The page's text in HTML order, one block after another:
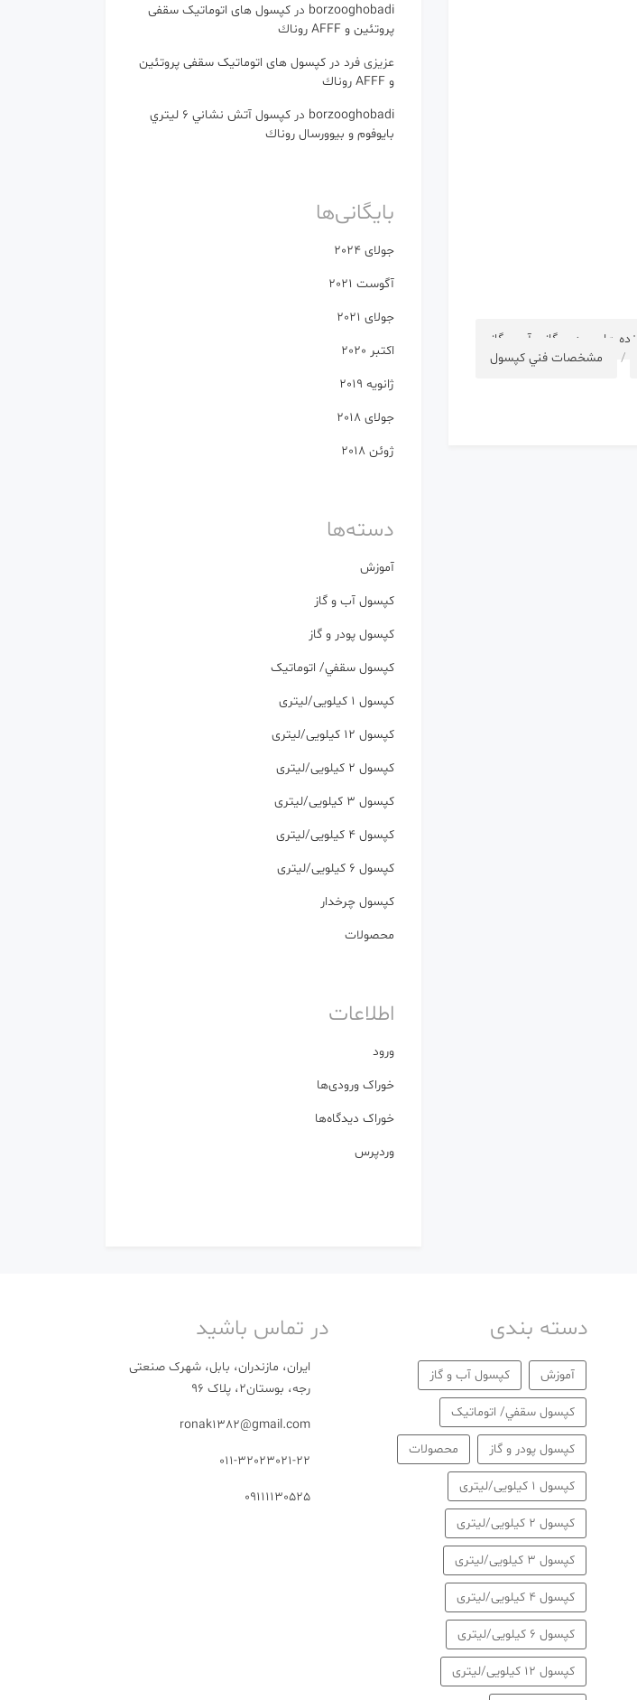
هاي پودر و گاز و آب و گاز
/ مشخصات فني كپسول
borzooghobadi در کپسول های اتوماتیک سقفی
پروتئین و AFFF روناك
عزیزی فرد در کپسول های اتوماتیک سقفی پروتئین
و AFFF روناك
borzooghobadi در
كپسول آتش نشاني 6 ليتري
بایوفوم و بیوورسال روناك
بایگانی‌ها
جولای 2024
آگوست 2021
جولای 2021
اکتبر 2020
ژانویه 2019
جولای 2018
ژوئن 2018
دسته‌ها
آموزش
كپسول آب و گاز
كپسول پودر و گاز
كپسول سقفي/ اتوماتیک
کپسول 1 کیلویی/لیتری
کپسول 12 کیلویی/لیتری
کپسول 2 کیلویی/لیتری
کپسول 3 کیلویی/لیتری
کپسول 4 کیلویی/لیتری
کپسول 6 کیلویی/لیتری
کپسول چرخدار
محصولات
اطلاعات
ورود
خوراک ورودی‌ها
خوراک دیدگاه‌ها
وردپرس
دسته بندی
آموزش كپسول آب و گاز
كپسول سقفي/ اتوماتیک
كپسول پودر و گاز محصولات
کپسول 1 کیلویی/لیتری
کپسول 2 کیلویی/لیتری
کپسول 3 کیلویی/لیتری
کپسول 4 کیلویی/لیتری
کپسول 6 کیلویی/لیتری
کپسول 12 کیلویی/لیتری
در تماس باشید
ایران، مازندران، بابل، شهرک صنعتی
رجه، بوستان2، پلاک 96
ronak1382@gmail.com
011-32023021-22
09111130525